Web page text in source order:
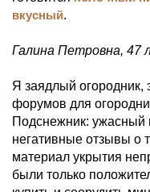
вкусный.
Галина Петровна, 47
Я заядлый огородник,
форумов для
Подснежник: ужасный
негативные отзывы о
материал укрытия
были только